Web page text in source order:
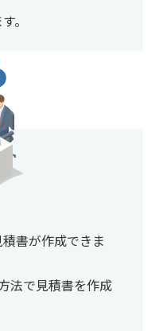
。
書が作成できま
法で見積書を作成